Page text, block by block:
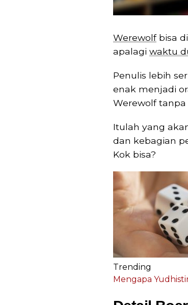
Werewolfbisa
apalagi waktu
Penulis lebih
enak menjadi
Werewolf
Itulah yang
dan kebagian
Kok bisa?
Trending
Mengapa